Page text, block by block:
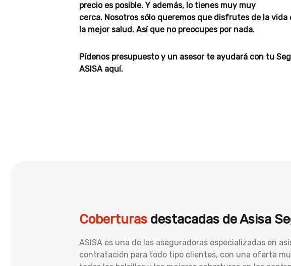
precio es posible. Y además, lo tienes muy muy
cerca. Nosotros sólo queremos que disfrutes de la vida
la mejor salud. Así que no preocupes por nada.
Pídenos presupuesto y un asesor te ayudará con tu
ASISA aquí.
Coberturas destacadas de Asisa
ASISA es una de las aseguradoras especializadas en
contratación para todo tipo clientes, con una oferta